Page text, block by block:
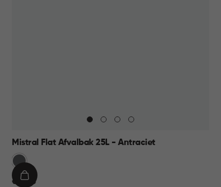
Mistral Flat Afvalbak 25L - Antraciet
Anthraciet
€
€ 16,95
IN